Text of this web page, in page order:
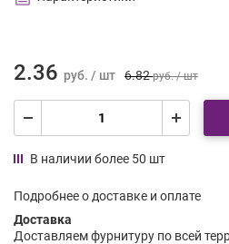
2.36 руб. / шт 6.82руб. / шт
В наличии более 50 шт
Подробнее о доставке и оплате
Доставка
Доставляем фурнитуру по всей